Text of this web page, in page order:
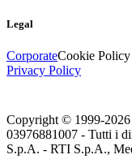
Legal
CorporateCookie Policy
Privacy Policy
Copyright © 1999-2026
03976881007 - Tutti i
S.p.A. - RTI S.p.A.,